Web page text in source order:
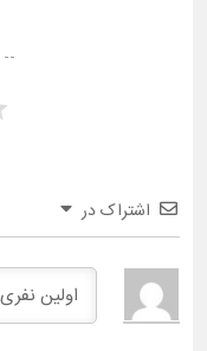
اشتراک در